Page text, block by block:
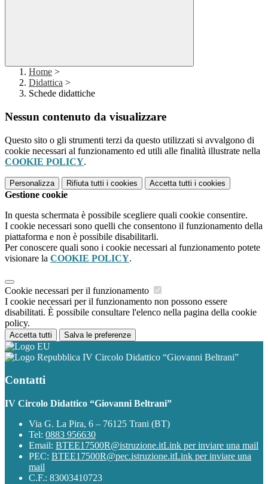
Home >
Didattica >
Schede didattiche
Nessun contenuto da visualizzare
Questo sito o gli strumenti terzi da questo utilizzati si avvalgono di
cookie necessari al funzionamento ed utili alle finalità illustrate nella
COOKIE POLICY.
Personalizza Rifiuta tutti i cookies Accetta tutti i cookies
Gestione cookie
In questa schermata è possibile scegliere quali cookie consentire.
I cookie necessari sono quelli che consentono il funzionamento della
piattaforma e non è possibile disabilitarli.
Per conoscere quali sono i cookie necessari al funzionamento potete
visionare la COOKIE POLICY.
Cookie necessari per il funzionamento
I cookie necessari per il funzionamento non possono essere
disabilitati. È possibile consultare l'elenco nella pagina della cookie
policy.
Accetta tutti Salva le preferenze
IV Circolo Didattico “Giovanni Beltrani”
Contatti
IV Circolo Didattico “Giovanni Beltrani”
Via G. La Pira, 6 – 76125 Trani (BT)
Tel: 0883 956630
Email: BTEE17500R@istruzione.itLink per inviare una mail
PEC: BTEE17500R@pec.istruzione.itLink per inviare una
mail
C.F.: 83003410723